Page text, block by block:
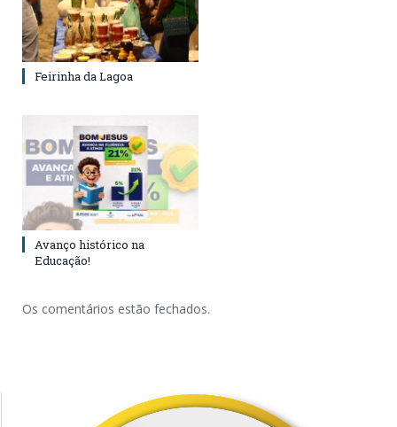
Feirinha da Lagoa
Avanço histórico na
Educação!
Os comentários estão fechados.